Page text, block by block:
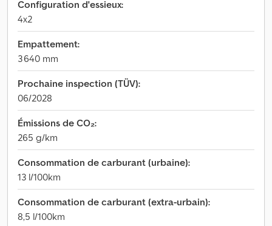
Configuration d'essieux:
4x2
Empattement:
3 640 mm
Prochaine inspection (TÜV):
06/2028
Émissions de CO₂:
265 g/km
Consommation de carburant (urbaine):
13 l/100km
Consommation de carburant (extra-urbain):
8,5 l/100km